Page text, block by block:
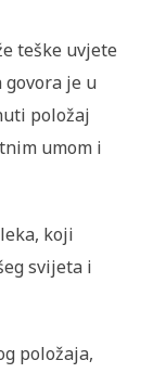
teške uvjete
govora je u
položaj
umom i
koji
svijeta i
položaja,